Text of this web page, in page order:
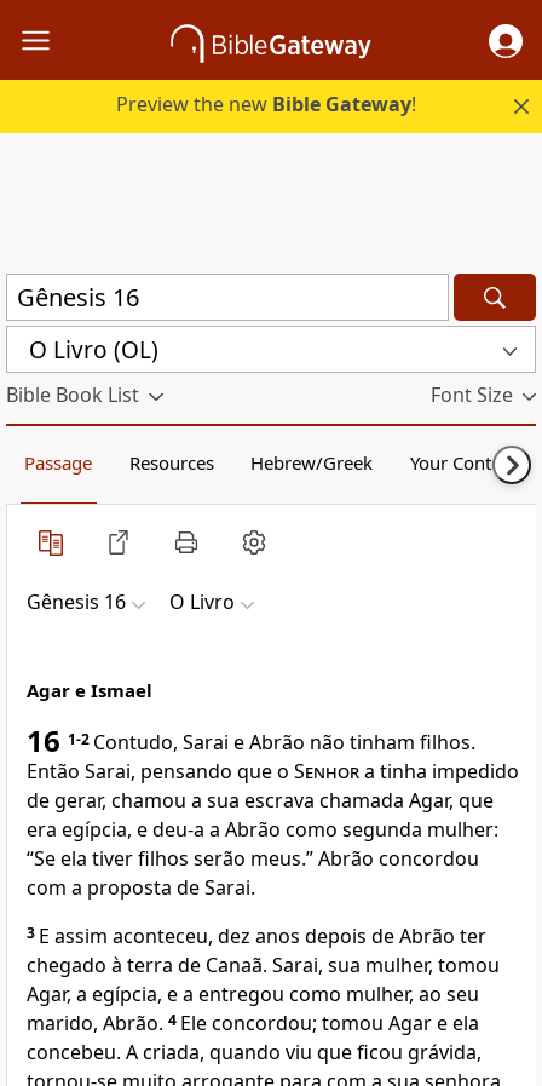
Preview the new Bible Gateway!
O Livro (OL)
Bible Book List Font Size
Passage Resources Hebrew/Greek Your Content
Gênesis 16 O Livro
Agar e Ismael
16 1-2 Contudo, Sarai e Abrão não tinham filhos.
Então Sarai, pensando que o Senhora tinha impedido
de gerar, chamou a sua escrava chamada Agar, que
era egípcia, e deu-a a Abrão como segunda mulher:
“Se ela tiver filhos serão meus.” Abrão concordou
com a proposta de Sarai.
3 E assim aconteceu, dez anos depois de Abrão ter
chegado à terra de Canaã. Sarai, sua mulher, tomou
Agar, a egípcia, e a entregou como mulher, ao seu
marido, Abrão. 4 Ele concordou; tomou Agar e ela
concebeu. A criada, quando viu que ficou grávida,